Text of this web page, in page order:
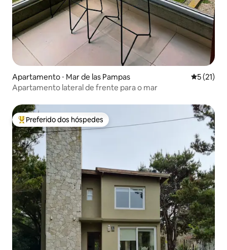
Apartamento ⋅ Mar de las Pampas 5 de uma
5 (21)
Apartamento lateral de frente para o mar
Entre os melhores preferidos dos hóspedes
Preferido dos hóspedes